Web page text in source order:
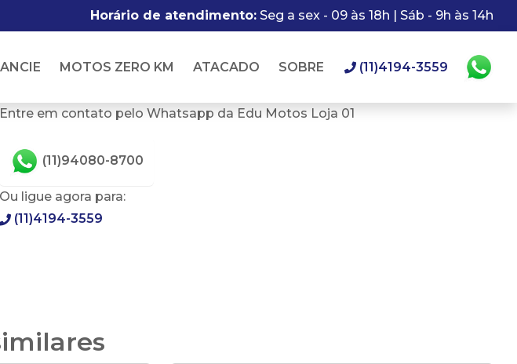
Horário de atendimento: Seg a sex - 09 às 18h | Sáb - 9h às 14h
MOTOS ZERO KM ATACADO SOBRE (11)4194-3559
Entre em contato pelo Whatsapp da Edu Motos Loja 01
(11)94080-8700
Ou ligue agora para:
(11)4194-3559